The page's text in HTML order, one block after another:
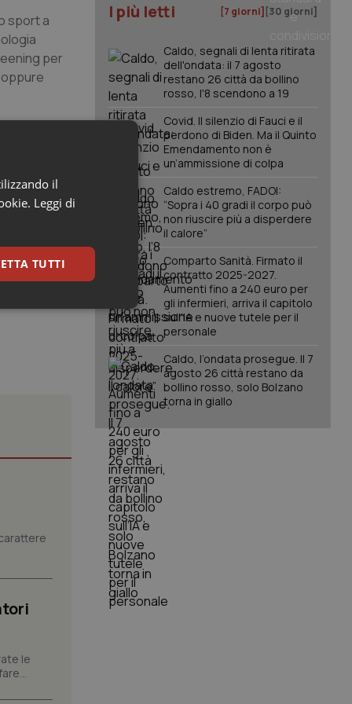
sport a
per
oppure
ore
sulle
giorni,
le
I più letti [7 giorni] [30 giorni]
Caldo, segnali di lenta ritirata
dell'ondata: il 7 agosto
restano 26 città da bollino
rosso, l'8 scendono a 19
Covid. Il silenzio di Fauci e il
perdono di Biden. Ma il Quinto
Emendamento non è
un’ammissione di colpa
Caldo estremo, FADOI:
“Sopra i 40 gradi il corpo può
non riuscire più a disperdere
il calore”
Comparto Sanità. Firmato il
contratto 2025-2027.
Aumenti fino a 240 euro per
gli infermieri, arriva il capitolo
sull'IA e nuove tutele per il
personale
Caldo, l’ondata prosegue. Il 7
agosto 26 città restano da
bollino rosso, solo Bolzano
torna in giallo
il
Leggi di
TUTTI
sul consenso
e
che le loro
che il banner
per
per